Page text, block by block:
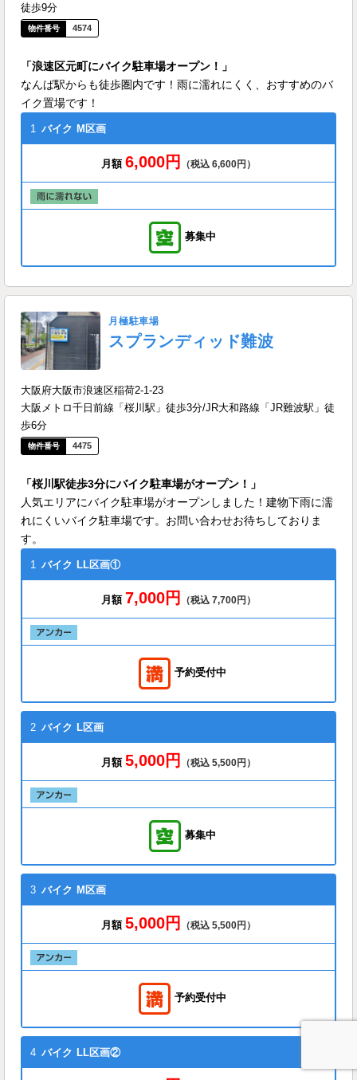
徒歩9分
4574
「浪速区元町にバイク駐車場オープン！」
なんば駅からも徒歩圏内です！雨に濡れにくく、おすすめのバ
イク置場です！
1 バイク M区画
月額 6,000円 （税込 6,600円）
募集中
月極駐車場
スプランディッド難波
大阪府大阪市浪速区稲荷2-1-23
大阪メトロ千日前線「桜川駅」徒歩3分/JR大和路線「JR難波駅」徒
歩6分
4475
「桜川駅徒歩3分にバイク駐車場がオープン！」
人気エリアにバイク駐車場がオープンしました！建物下雨に濡
れにくいバイク駐車場です。お問い合わせお待ちしておりま
す。
1 バイク LL区画①
月額 7,000円 （税込 7,700円）
予約受付中
2 バイク L区画
月額 5,000円 （税込 5,500円）
募集中
3 バイク M区画
月額 5,000円 （税込 5,500円）
予約受付中
4 バイク LL区画②